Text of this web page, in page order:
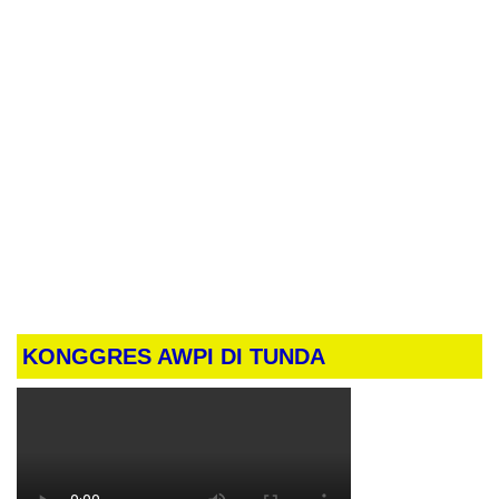
KONGGRES AWPI DI TUNDA